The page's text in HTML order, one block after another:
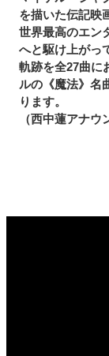
を描いた伝記映
世界最高のエン
へと駆け上がっ
軌跡を全27曲に
ルの《魔法》名
ります。
（西中蓮アナウ